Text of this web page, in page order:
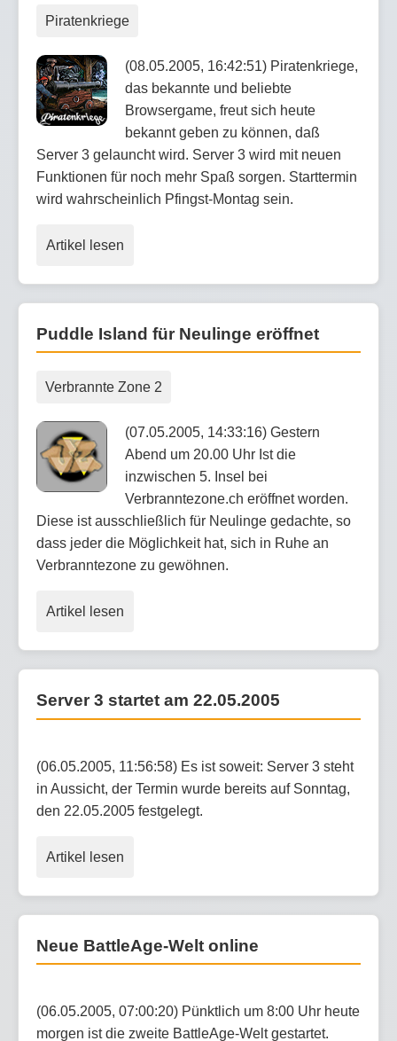
Piratenkriege
(08.05.2005, 16:42:51) Piratenkriege,
das bekannte und beliebte
Browsergame, freut sich heute
bekannt geben zu können, daß
Server 3 gelauncht wird. Server 3 wird mit neuen
Funktionen für noch mehr Spaß sorgen. Starttermin
wird wahrscheinlich Pfingst-Montag sein.
Artikel lesen
Puddle Island für Neulinge eröffnet
Verbrannte Zone 2
(07.05.2005, 14:33:16) Gestern
Abend um 20.00 Uhr Ist die
inzwischen 5. Insel bei
Verbranntezone.ch eröffnet worden.
Diese ist ausschließlich für Neulinge gedachte, so
dass jeder die Möglichkeit hat, sich in Ruhe an
Verbranntezone zu gewöhnen.
Artikel lesen
Server 3 startet am 22.05.2005
(06.05.2005, 11:56:58) Es ist soweit: Server 3 steht
in Aussicht, der Termin wurde bereits auf Sonntag,
den 22.05.2005 festgelegt.
Artikel lesen
Neue BattleAge-Welt online
(06.05.2005, 07:00:20) Pünktlich um 8:00 Uhr heute
morgen ist die zweite BattleAge-Welt gestartet.